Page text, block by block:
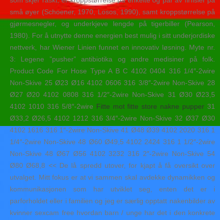
små øyer (Schoener, 1970, Losos, 1990), samt kroppstørrelse på
gjørmesnegler, og underkjeve lengde på tigerbiller (Pearson,
1980). For å utnytte denne energien best mulig i sitt underjordiske
nettverk, har Wiener Linien funnet en innovativ løsning. Myte nr.
3: Legene ”pusher” antibiotika og andre medisiner på folk.
Product Code For Hose Type A B C 4102 0404 316 1/4″-2wire
Non-Skive 25 Ø23 Ø16 4102 0606 316 3/8″-2wire Non-Skive 28
Ø27 Ø20 4102 0808 316 1/2″-2wire Non-Skive 31 Ø30 Ø23,5
4102 1010 316 5/8″-2wire Fitte mot fitte store nakne pupper 31
Ø33,2 Ø26,5 4102 1212 316 3/4″-2wire Non-Skive 32 Ø37 Ø30
4102 1616 316 1″-2wire Non-Skive 41 Ø48 Ø39 4102 2020 316 1
1/4″-2wire Non-Skive 48 Ø60 Ø49,5 4102 2424 316 1 1/2″-2wire
Non-Skive 48 Ø67 Ø56 4102 3232 316 2″-2wire Non-Skive 54
Ø80 Ø68,8 << De lå spredd utover, for kjapt å få oversikt over
utvalget. Mitt fokus er at vi sammen skal avdekke dynamikken og
kommunikasjonen som har utviklet seg, enten det er i
parforholdet eller i familien og jeg er særlig opptatt nakenbilder av
kvinner sexcam free hvordan barn / unge har det i den konkrete